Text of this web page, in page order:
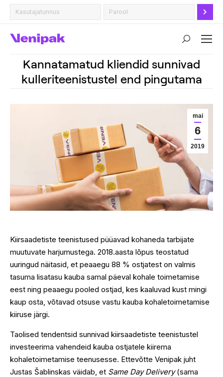
Search:
Kannatamatud kliendid sunnivad
kulleriteenistustel end pingutama
mai
6
2019
Kiirsaadetiste teenistused püüavad kohaneda tarbijate
muutuvate harjumustega. 2018.aasta lõpus teostatud
uuringud näitasid, et peaaegu 88 % ostjatest on valmis
tasuma lisatasu kauba samal päeval kohale toimetamise
eest ning peaaegu pooled ostjad, kes kaaluvad kust mingi
kaup osta, võtavad otsuse vastu kauba kohaletoimetamise
kiiruse järgi.
Taolised tendentsid sunnivad kiirsaadetiste teenistustel
investeerima vahendeid kauba ostjatele kiirema
kohaletoimetamise teenusesse. Ettevõtte Venipak juht
Justas Šablinskas väidab, et Same Day Delivery(sama